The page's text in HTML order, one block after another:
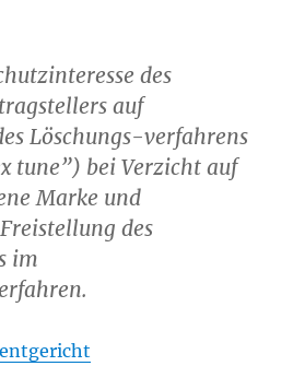
des
auf
Löschungs-verfahrens
tune”) bei Verzicht auf
Marke und
des
im